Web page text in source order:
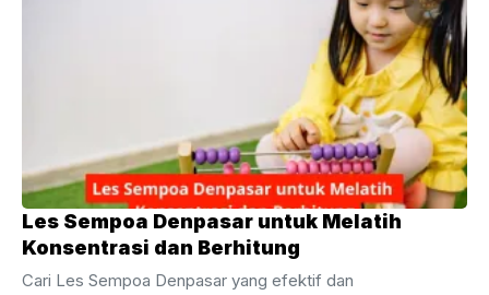
Les Sempoa Denpasar untuk Melatih
Konsentrasi dan Berhitung
Cari Les Sempoa Denpasar yang efektif dan